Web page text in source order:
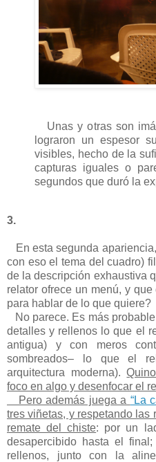
Unas y otras son
lograron un espesor
visibles, hecho de la
capturas iguales o
segundos que duró la
3.
En esta segunda
con eso el tema del cuadro)
de la descripción exhaustiva
relator ofrece un menú, y
para hablar de lo que quiere?
No parece. Es más
detalles y rellenos lo que el
antigua) y con meros
sombreados– lo que el
arquitectura moderna).
foco en algo y desenfocar el
Pero además juega a “La
tres viñetas, y respetando las
remate del chiste: por un
desapercibido hasta el
rellenos, junto con la